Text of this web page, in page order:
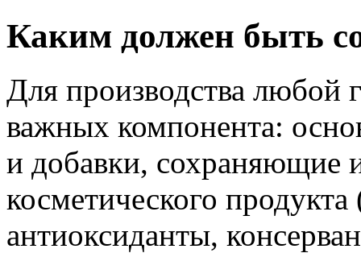
Каким должен быть
Для производства
важных компонента:
и добавки, сохраняющие
косметического
антиоксиданты,